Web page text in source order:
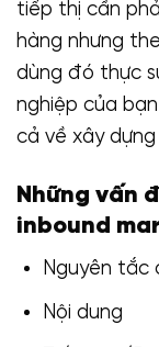
tiếp thị cần
hàng nhưng
dùng đó thực
nghiệp của
cả về xây
Những vấn
inbound
Nguyên tắc
Nội dung